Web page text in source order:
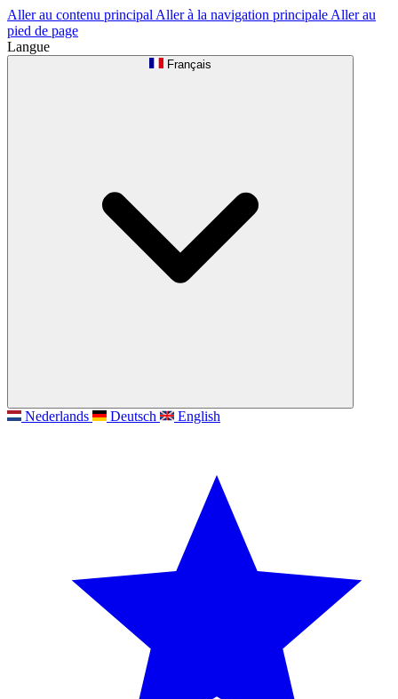
Aller au contenu principal Aller à la navigation principale Aller au
pied de page
Langue
Français
Nederlands Deutsch English